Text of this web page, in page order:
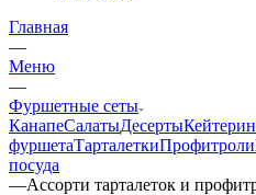
Главная
—
Меню
—
Фуршетные сеты
КанапеСалатыДесерты
фуршетаТарталеткиПрофитроли
посуда
—Ассорти тарталеток и